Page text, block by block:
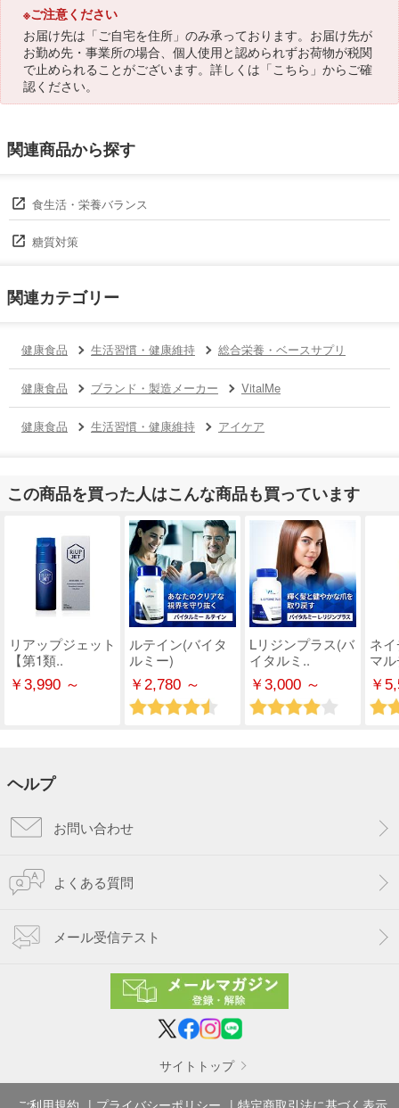
※ご注意ください
お届け先は「ご自宅を住所」のみ承っております。お届け先が
お勤め先・事業所の場合、個人使用と認められずお荷物が税関
で止められることがございます。詳しくは「こちら 」からご確
認ください。
関連商品から探す
食生活・栄養バランス
糖質対策
関連カテゴリー
健康食品 生活習慣・健康維持 総合栄養・ベースサプリ
健康食品 ブランド・製造メーカー VitalMe
健康食品 生活習慣・健康維持 アイケア
この商品を買った人はこんな商品も買っています
リアップジェット
【第1類..
￥3,990 ～
ルテイン(バイタ
ルミー)
￥2,780 ～
Lリジンプラス(バ
イタルミ..
￥3,000 ～
ネ
マ
￥
ヘルプ
お問い合わせ
よくある質問
メール受信テスト
サイトトップ
ご利用規約 プライバシーポリシー 特定商取引法に基づく表示